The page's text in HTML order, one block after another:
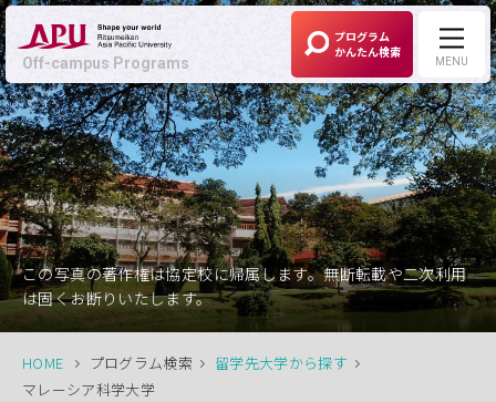
Off-campus Programs
プログラム
かんたん検索
この写真の著作権は協定校に帰属します。無断転載や二次利用
は固くお断りいたします。
HOME プログラム検索
留学先大学から探す
マレーシア科学大学
MENU
Off-campus Programs
LANGUAGE: English
募集中プログラム